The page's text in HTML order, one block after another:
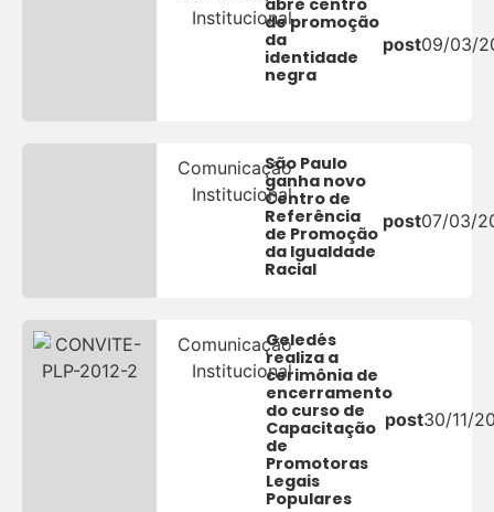
Institucional
abre centro
de promoção
da
identidade
negra
post09/03/
Comunicação
Institucional
São Paulo
ganha novo
Centro de
Referência
de Promoção
da Igualdade
Racial
post07/03/
Comunicação
Institucional
Geledés
realiza a
cerimônia de
encerramento
do curso de
Capacitação
de
Promotoras
Legais
Populares
post30/11/